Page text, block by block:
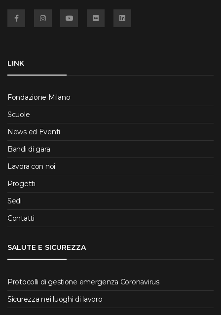
LINK
Fondazione Milano
Scuole
News ed Eventi
Bandi di gara
Lavora con noi
Progetti
Sedi
Contatti
SALUTE E SICUREZZA
Protocolli di gestione emergenza Coronavirus
Sicurezza nei luoghi di lavoro